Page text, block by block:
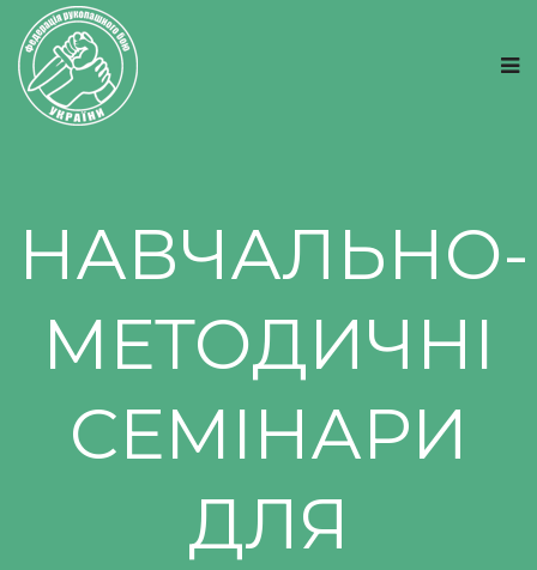
НАВЧАЛЬНО-
МЕТОДИЧНІ
СЕМІНАРИ
ДЛЯ